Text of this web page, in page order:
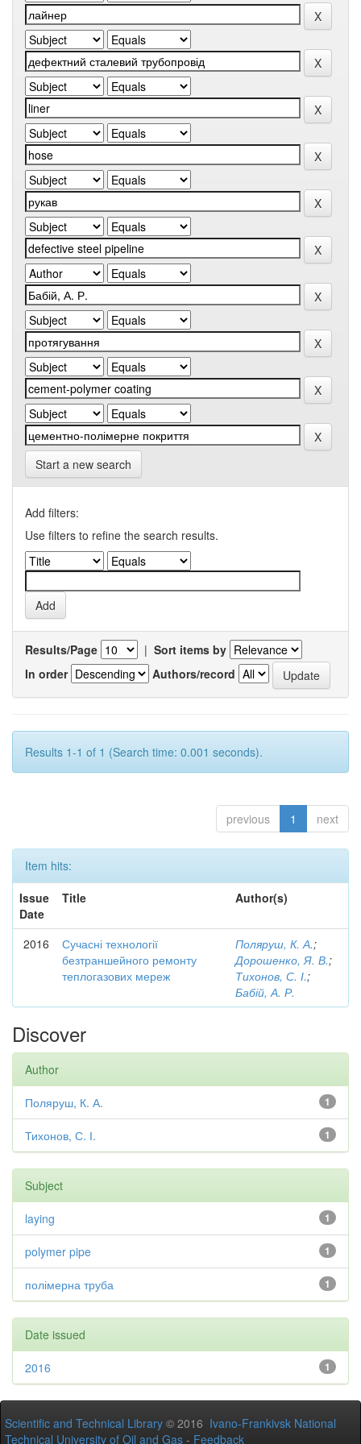
Start a new search
Add filters:
Use filters to refine the search results.
Results/Page | Sort items by
In order
Authors/record
Results 1-1 of 1 (Search time: 0.001 seconds).
previous 1 next
Item hits:
Issue
Date
Title Author(s)
2016
Сучасні технології
безтраншейного ремонту
теплогазових мереж
Поляруш, К. А.;
Дорошенко, Я. В.;
Тихонов, С. І.;
Бабій, А. Р.
Discover
Author
1
Поляруш, К. А.
1
Тихонов, С. І.
Subject
1
laying
1
polymer pipe
1
полімерна труба
Date issued
1
2016
Scientific and Technical Library © 2016 Ivano-Frankivsk National
Technical University of Oil and Gas - Feedback